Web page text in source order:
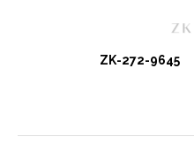
ZK-272-9645